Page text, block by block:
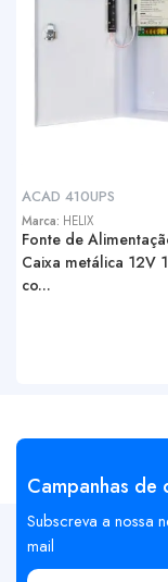
ACAD 410UPS
Marca: HELIX
Fonte de
Caixa metálica 12V
co...
Campanhas de
Subscreva a nossa
mail